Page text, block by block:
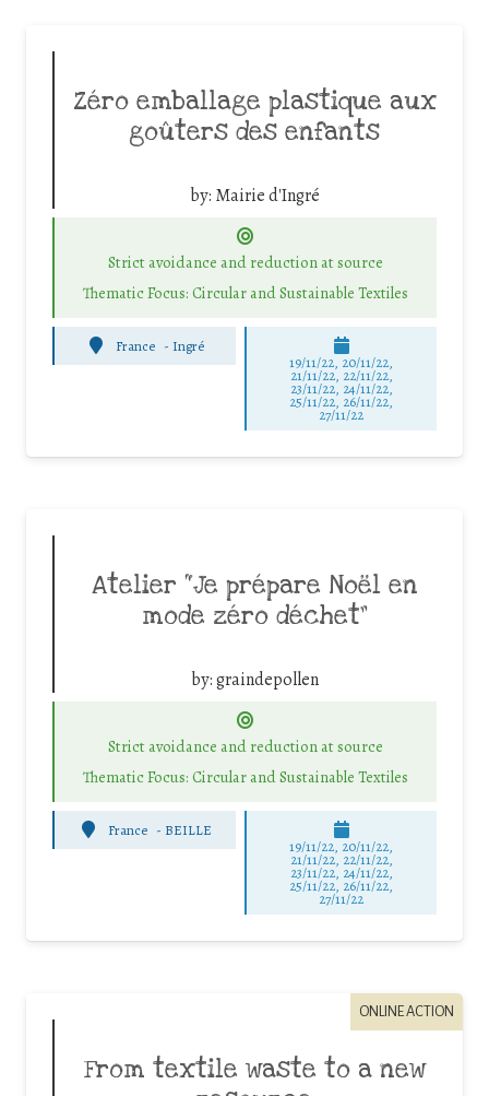
Zéro emballage plastique aux
goûters des enfants
by: Mairie d'Ingré
Strict avoidance and reduction at source
Thematic Focus: Circular and Sustainable Textiles
France - Ingré
19/11/22, 20/11/22,
21/11/22, 22/11/22,
23/11/22, 24/11/22,
25/11/22, 26/11/22,
27/11/22
Atelier “Je prépare Noël en
mode zéro déchet”
by:graindepollen
Strict avoidance and reduction at source
Thematic Focus: Circular and Sustainable Textiles
France - BEILLE
19/11/22, 20/11/22,
21/11/22, 22/11/22,
23/11/22, 24/11/22,
25/11/22, 26/11/22,
27/11/22
ONLINE ACTION
From textile waste to a new